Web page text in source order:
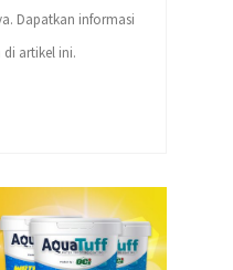
Dapatkan informasi
artikel ini.